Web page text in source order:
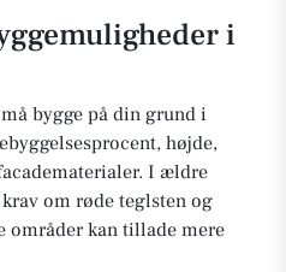
i
bygge på din grund i
højde,
I ældre
om røde teglsten og
områder kan tillade mere